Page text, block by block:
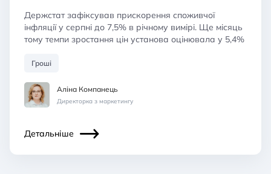
Держстат зафіксував прискорення споживчої
інфляції у серпні до 7,5% в річному вимірі. Ще місяць
тому темпи зростання цін установа оцінювала у 5,4%
Гроші
Аліна Компанець
Директорка з маркетингу
Детальніше